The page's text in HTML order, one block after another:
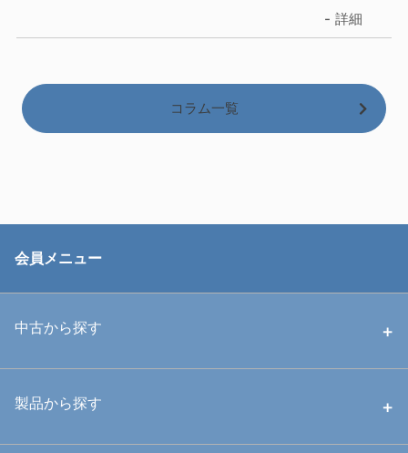
詳細
コラム一覧
会員メニュー
中古から探す
中古ハウジング
製品から探す